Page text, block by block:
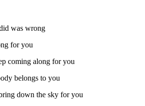
was wrong
for you
coming along for you
belongs to you
down the sky for you